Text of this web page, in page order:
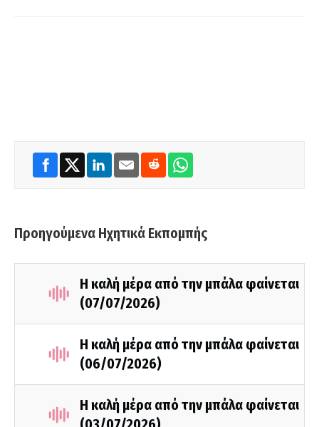
Προηγούμενα Ηχητικά Εκπομπής
Η καλή μέρα από την μπάλα φαίνεται
(07/07/2026)
Η καλή μέρα από την μπάλα φαίνεται
(06/07/2026)
Η καλή μέρα από την μπάλα φαίνεται